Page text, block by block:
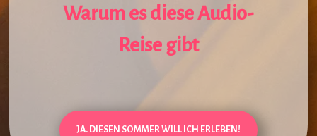
Warum es diese Audio-
Reise gibt
JA. DIESEN SOMMER WILL ICH ERLEBEN!